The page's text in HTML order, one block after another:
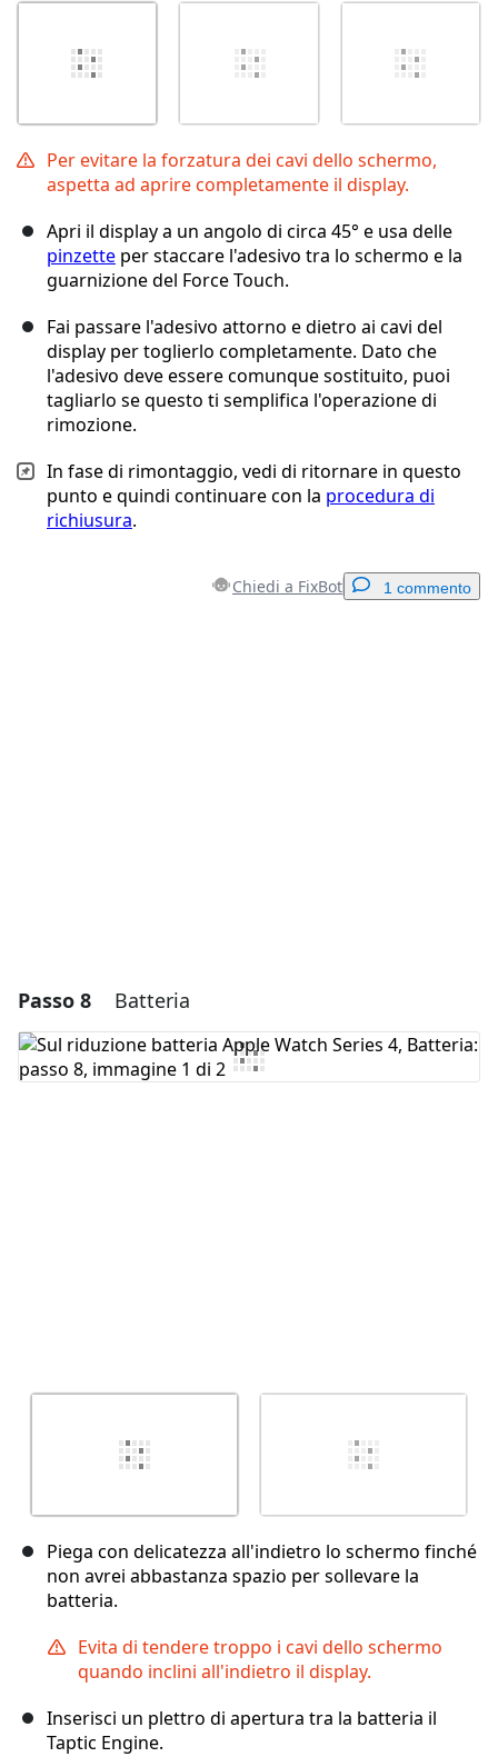
Per evitare la forzatura dei cavi dello schermo,
aspetta ad aprire completamente il display.
Apri il display a un angolo di circa 45° e usa delle
pinzette per staccare l'adesivo tra lo schermo e la
guarnizione del Force Touch.
Fai passare l'adesivo attorno e dietro ai cavi del
display per toglierlo completamente. Dato che
l'adesivo deve essere comunque sostituito, puoi
tagliarlo se questo ti semplifica l'operazione di
rimozione.
In fase di rimontaggio, vedi di ritornare in questo
punto e quindi continuare con la procedura di
richiusura.
Chiedi a FixBot 1 commento
Passo 8 Batteria
Piega con delicatezza all'indietro lo schermo finché
non avrei abbastanza spazio per sollevare la
batteria.
Evita di tendere troppo i cavi dello schermo
quando inclini all'indietro il display.
Inserisci un plettro di apertura tra la batteria il
Taptic Engine.